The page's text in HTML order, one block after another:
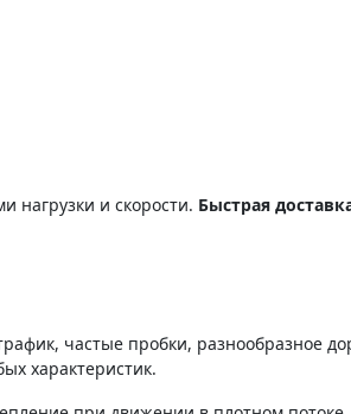
нагрузки и скорости. Быстрая
частые пробки, разнообразное
характеристик.